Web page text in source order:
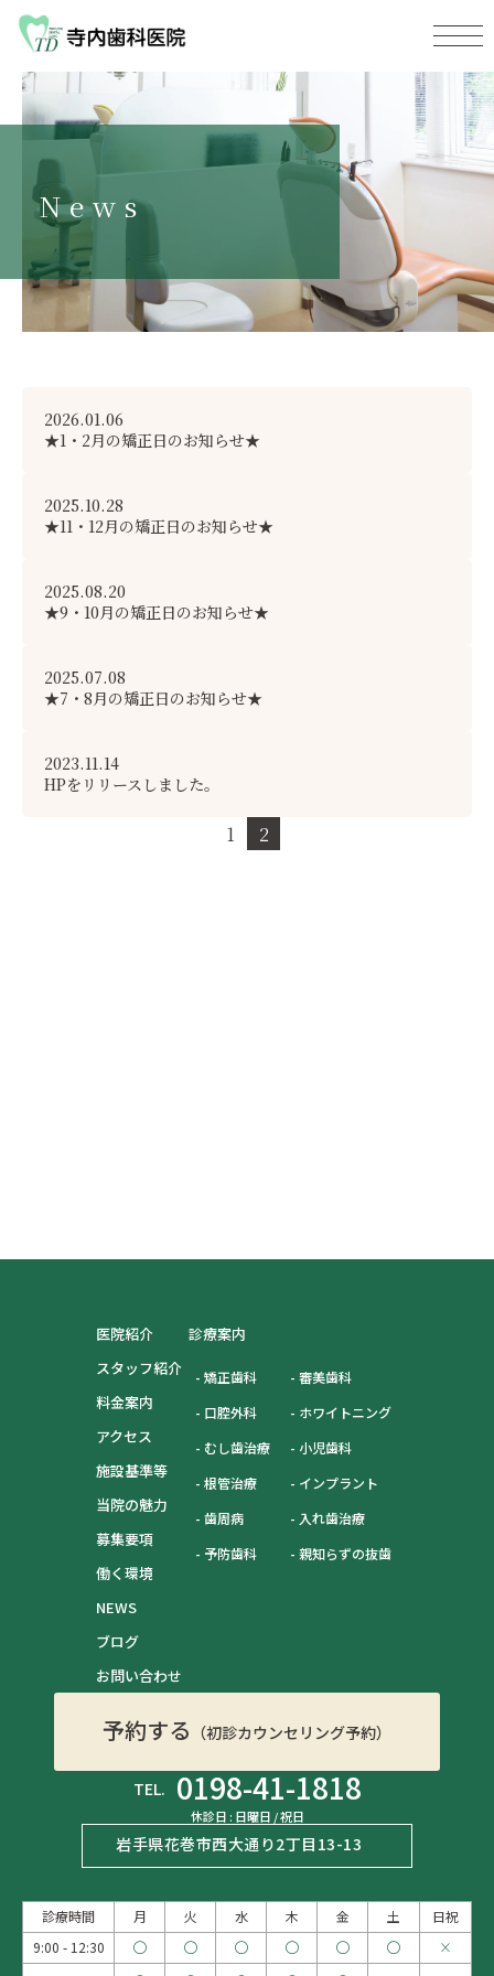
News
2026.01.06
★1・2月の矯正日のお知らせ★
2025.10.28
★11・12月の矯正日のお知らせ★
2025.08.20
★9・10月の矯正日のお知らせ★
2025.07.08
★7・8月の矯正日のお知らせ★
2023.11.14
HPをリリースしました。
1 2
医院紹介
スタッフ紹介
料金案内
アクセス
施設基準等
当院の魅力
募集要項
働く環境
NEWS
ブログ
お問い合わせ
診療案内
矯正歯科
口腔外科
むし歯治療
根管治療
歯周病
予防歯科
審美歯科
ホワイトニング
小児歯科
インプラント
入れ歯治療
親知らずの抜歯
予約する （初診カウンセリング予約）
TEL. 0198-41-1818
休診日 : 日曜日 / 祝日
岩手県花巻市西大通り2丁目13-13
診療時間 月 火 水 木 金 土
日祝
9:00 - 12:30
◯ ◯ ◯ ◯ ◯ ◯
×